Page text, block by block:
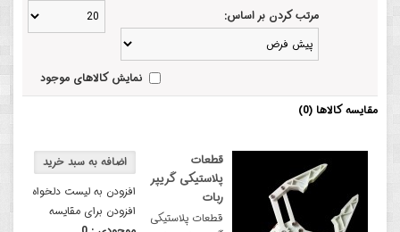
مرتب کردن بر اساس:
نمایش کالاهای موجود
مقایسه کالاها (0)
افزودن به لیست دلخواه
افزودن برای مقایسه
قطعات
پلاستیکی گریپر
ربات
قطعات پلاستیکی